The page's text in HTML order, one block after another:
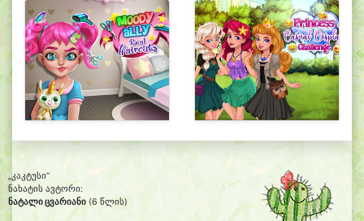
„კაკტუსი“
ნახატის ავტორი:
ნატალი ცვარიანი (6 წლის)